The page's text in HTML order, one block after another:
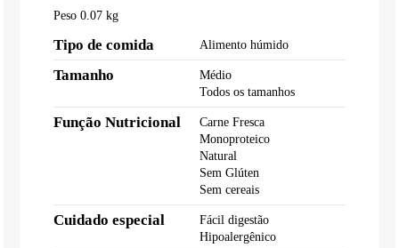
Peso 0.07 kg
Tipo de comida Alimento húmido
Tamanho
Médio
Todos os tamanhos
Função Nutricional
Carne Fresca
Monoproteico
Natural
Sem Glúten
Sem cereais
Cuidado especial
Fácil digestão
Hipoalergênico